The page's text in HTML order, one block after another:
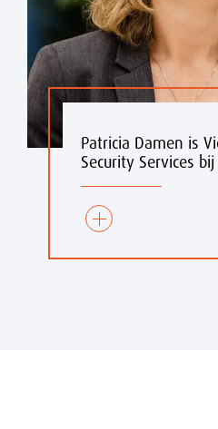
Patricia Damen is
Security Services bij